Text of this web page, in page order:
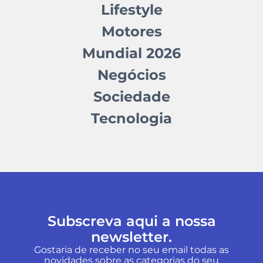
Lifestyle
Motores
Mundial 2026
Negócios
Sociedade
Tecnologia
Subscreva aqui a nossa
newsletter.
Gostaria de receber no seu email todas as
novidades sobre as categorias do seu